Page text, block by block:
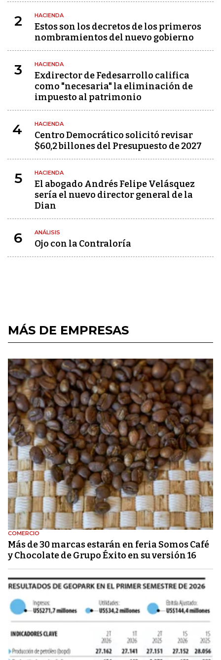
2 HACIENDA
Estos son los decretos de los primeros
nombramientos del nuevo gobierno
3 HACIENDA
Exdirector de Fedesarrollo califica
como "necesaria" la eliminación de
impuesto al patrimonio
4 HACIENDA
Centro Democrático solicitó revisar
$60,2 billones del Presupuesto de 2027
5 HACIENDA
El abogado Andrés Felipe Velásquez
sería el nuevo director general de la
Dian
6 ANÁLISIS
Ojo con la Contraloría
MÁS DE EMPRESAS
COMERCIO
Más de 30 marcas estarán en feria Somos Café
y Chocolate de Grupo Éxito en su versión 16